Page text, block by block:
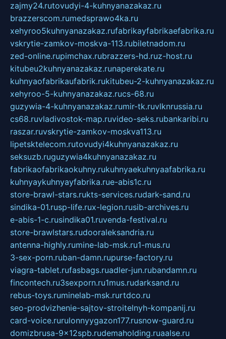
zajmy24.rutovudyi-4-kuhnyanazakaz.ru
brazzerscom.rumedsprawo4ka.ru
xehyroo5kuhnyanazakaz.rufabrikayfabrikaefabrika.ru
vskrytie-zamkov-moskva-113.rubiletnadom.ru
zed-online.rupimchax.rubrazzers-hd.ruz-host.ru
kitubeu2kuhnyanazakaz.runaperekate.ru
kuhnyaofabrikaufabrik.rukitubeu-2-kuhnyanazakaz.ru
xehyroo-5-kuhnyanazakaz.rucs-68.ru
guzywia-4-kuhnyanazakaz.rumir-tk.ruvlknrussia.ru
cs68.ruvladivostok-map.ruvideo-seks.rubankaribi.ru
raszar.ruvskrytie-zamkov-moskva113.ru
lipetsktelecom.rutovudyi4kuhnyanazakaz.ru
seksuzb.ruguzywia4kuhnyanazakaz.ru
fabrikaofabrikaokuhny.rukuhnyaekuhnyaafabrika.ru
kuhnyaykuhnyayfabrika.rue-abis1c.ru
store-brawl-stars.rukts-services.rudark-sand.ru
sindika-01.rusp-life.rux-legion.rusib-archives.ru
e-abis-1-c.rusindika01.ruvenda-festival.ru
store-brawlstars.rudooraleksandria.ru
antenna-highly.rumine-lab-msk.ru1-mus.ru
3-sex-porn.ruban-damn.rupurse-factory.ru
viagra-tablet.rufasbags.ruadler-jun.rubandamn.ru
fincontech.ru3sexporn.ru1mus.rudarksand.ru
rebus-toys.ruminelab-msk.rurtdco.ru
seo-prodvizhenie-sajtov-stroitelnyh-kompanij.ru
card-voice.rurulonnyygazon177.rusnow-guard.ru
domizbrusa-9x12spb.rudemaholding.ruaalse.ru